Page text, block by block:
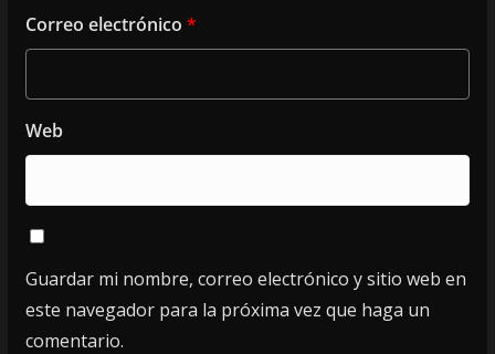
Correo electrónico *
Web
Guardar mi nombre, correo electrónico y sitio web en
este navegador para la próxima vez que haga un
comentario.